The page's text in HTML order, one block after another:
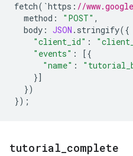
fetch( `https : //
method : "POST" ,
body : JSON . stringify({
"client_id" :
"events" :
[{
"name" :
}]
})
});
tutorial complete